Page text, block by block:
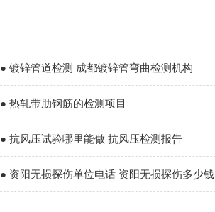
● 镀锌管道检测 成都镀锌管弯曲检测机构
● 热轧带肋钢筋的检测项目
● 抗风压试验哪里能做 抗风压检测报告
● 资阳无损探伤单位电话 资阳无损探伤多少钱